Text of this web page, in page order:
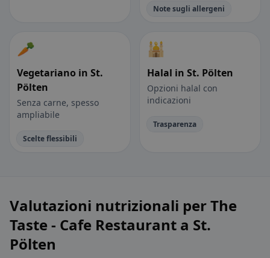
Note sugli allergeni
🥕
Vegetariano in St.
Pölten
Senza carne, spesso
ampliabile
Scelte flessibili
🕌
Halal in St. Pölten
Opzioni halal con
indicazioni
Trasparenza
Valutazioni nutrizionali per The
Taste - Cafe Restaurant a St.
Pölten